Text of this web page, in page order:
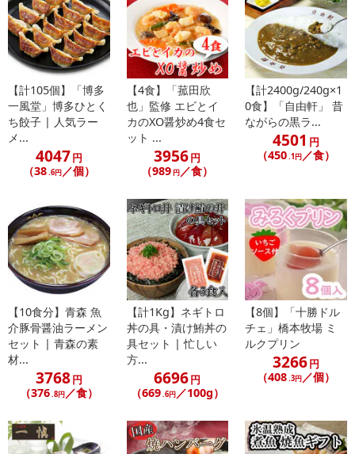
注意事項
【賞味・消費期限のある商品について】
商品到着時点でのお日持ち期間は、配送日数などにより異なります
【キャンセルについて】
※お申込み後のキャンセルはお受けできません。
記載されている内容を必ずご確認いただき、お届けする商品セット
にご納得いただきましたうえでお申し込みください。
参考の掲載画像や画像内のバーコードなど、お届け商品と多少異な
る場合がございます。
また、[新たな加工食品の原料原産地表示制度]の経過措置期間の終
了により、商品詳細内に記載の原産国・原材料の表記が旧表記の場
合がございます。
あらかじめご了承いただいた上でお申込みください。なお、本理由
によるお申込み後のキャンセル・返品交換は対応いたしかねます。
【お支払いについて】
※お支払い方法は、電話料金合算払い、クレジットカード払い、dポ
イントがご利用いただけます。
【発送・お届け・商品について】
※お申込み頂きました商品の同梱、お届けの日時指定はいたしかね
【計105個】「博多
一風堂」博多ひとく
ち餃子 | 人気ラー
メ...
4047円
（38.6円／個）
【4食】「菰田欣
也」監修 エビとイ
カのXO醤炒め4食セ
ット ...
3956円
（989 円 ／食）
【計2400g/240g×1
0食】「自由軒」 昔
ながらの黒ラ...
4501 円
（450.1円 ／食）
【10食分】青森 魚
介豚骨醤油ラーメン
セット | 青森の素
材...
3768円
（376.8円／食）
【計1Kg】ネギトロ
丼の具・漬け鮪丼の
具セット | 忙しい
方...
6696円
（669.6円／100g）
【8個】「十勝ドル
チェ」橋本牧場 ミ
ルクプリン
3266円
（408.3円／個）